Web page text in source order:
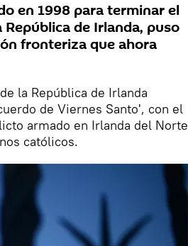
en 1998 para terminar el
de Irlanda, puso
fronteriza que ahora
la República de Irlanda
de Viernes Santo', con el
armado en Irlanda del Norte
católicos.